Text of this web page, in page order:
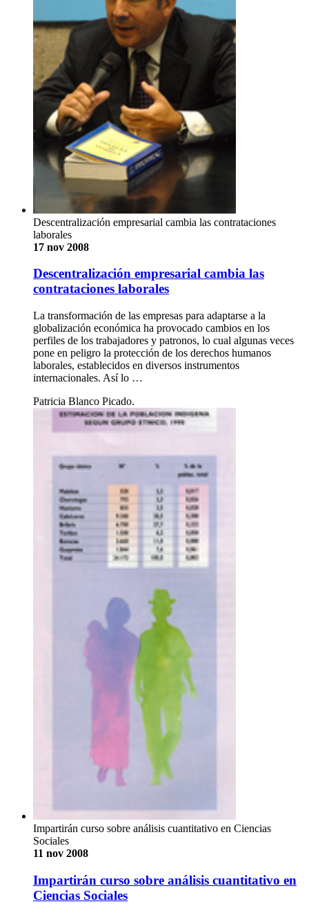
Descentralización empresarial cambia las contrataciones
laborales
17 nov 2008
Descentralización empresarial cambia las
contrataciones laborales
La transformación de las empresas para adaptarse a la
globalización económica ha provocado cambios en los
perfiles de los trabajadores y patronos, lo cual algunas veces
pone en peligro la protección de los derechos humanos
laborales, establecidos en diversos instrumentos
internacionales. Así lo …
Patricia Blanco Picado.
Impartirán curso sobre análisis cuantitativo en Ciencias
Sociales
11 nov 2008
Impartirán curso sobre análisis cuantitativo en
Ciencias Sociales